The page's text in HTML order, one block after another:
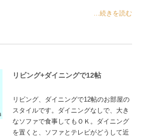
...続きを読む
リビング+ダイニングで12帖
リビング、ダイニングで12帖のお部屋の
スタイルです。ダイニングなしで、大き
なソファで食事してもＯＫ。ダイニング
を置くと、ソファとテレビがどうして近